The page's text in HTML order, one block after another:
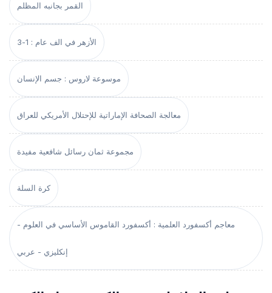
القمر بجانبه المظلم
الأزهر في الف عام : 1-3
موسوعة لاروس : جسم الإنسان
معالجة الصحافة الإماراتية للإحتلال الأمريكي للعراق
مجموعة ثمان رسائل شافعية مفيدة
كرة السلة
معاجم أكسفورد العلمية : أكسفورد القاموس الأساسي في العلوم -
إنكليزي - عربي